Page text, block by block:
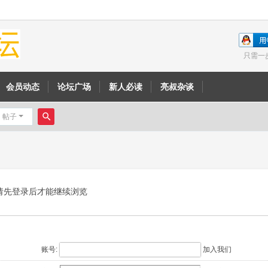
只需一
会员动态 论坛广场 新人必读 亮叔杂谈
帖子
搜
先登录后才能继续浏览
账号: 加入我们